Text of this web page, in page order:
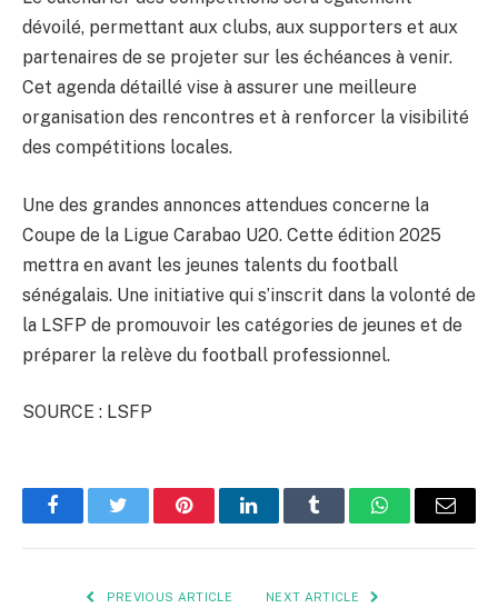
dévoilé, permettant aux clubs, aux supporters et aux
partenaires de se projeter sur les échéances à venir.
Cet agenda détaillé vise à assurer une meilleure
organisation des rencontres et à renforcer la visibilité
des compétitions locales.
Une des grandes annonces attendues concerne la
Coupe de la Ligue Carabao U20. Cette édition 2025
mettra en avant les jeunes talents du football
sénégalais. Une initiative qui s’inscrit dans la volonté de
la LSFP de promouvoir les catégories de jeunes et de
préparer la relève du football professionnel.
SOURCE : LSFP
FacebookTwitter PinterestLinkedInTumblr WhatsAppEmail
PREVIOUS ARTICLE NEXT ARTICLE